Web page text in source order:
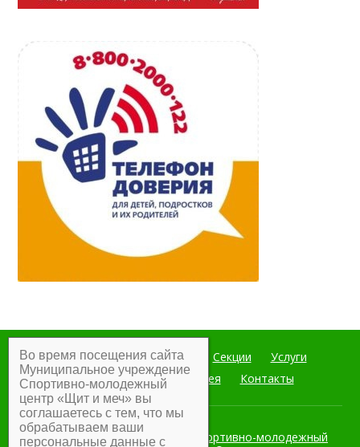
Главная Мероприятия Секции
Услуги
Документы
Фотогалерея Контакты
Муниципальное учреждение Спортивно-молодежный
Во время посещения сайта
Муниципальное учреждение
Спортивно-молодежный
центр «Щит и меч» вы
соглашаетесь с тем, что мы
обрабатываем ваши
персональные данные с